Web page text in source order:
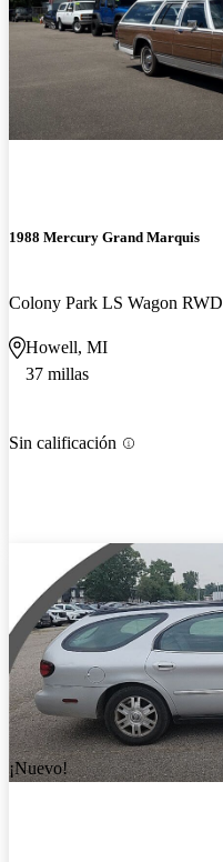
1988 Mercury Grand Marquis
Colony Park LS Wagon RWD
Howell, MI
37 millas
Sin calificación
¡Nuevo!